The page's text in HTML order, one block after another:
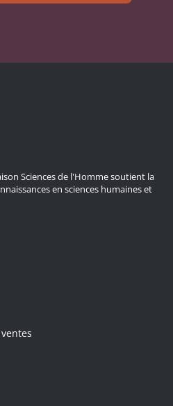
Sciences de l'Homme soutient la
en sciences humaines et